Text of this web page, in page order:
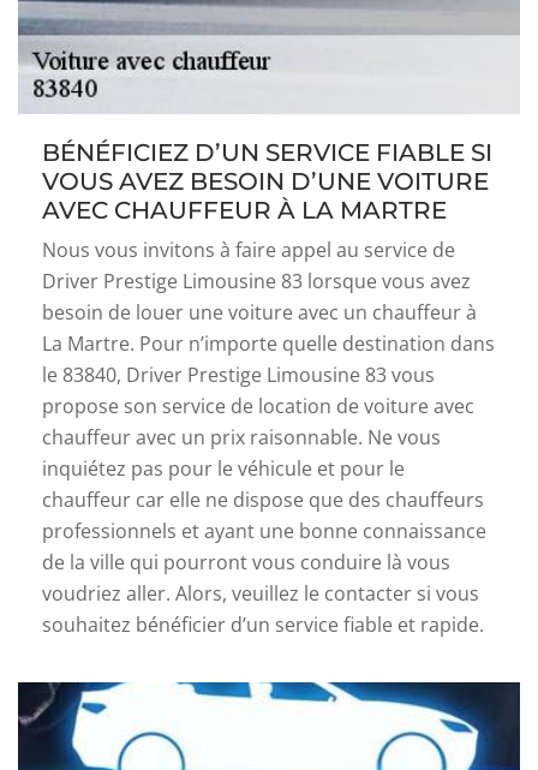
BÉNÉFICIEZ D’UN SERVICE FIABLE SI
VOUS AVEZ BESOIN D’UNE VOITURE
AVEC CHAUFFEUR À LA MARTRE
Nous vous invitons à faire appel au service de
Driver Prestige Limousine 83 lorsque vous avez
besoin de louer une voiture avec un chauffeur à
La Martre. Pour n’importe quelle destination dans
le 83840, Driver Prestige Limousine 83 vous
propose son service de location de voiture avec
chauffeur avec un prix raisonnable. Ne vous
inquiétez pas pour le véhicule et pour le
chauffeur car elle ne dispose que des chauffeurs
professionnels et ayant une bonne connaissance
de la ville qui pourront vous conduire là vous
voudriez aller. Alors, veuillez le contacter si vous
souhaitez bénéficier d’un service fiable et rapide.